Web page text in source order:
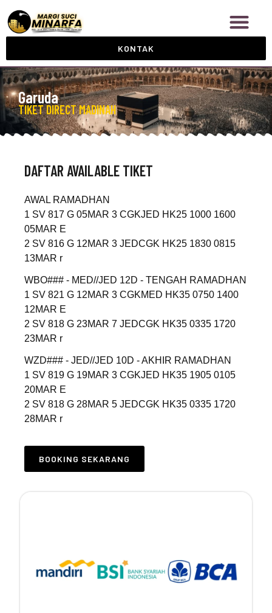
KONTAK
Garuda
TIKETDIRECTJEDDAH
TIKETDIRECTMADINAH
TIKETTRANSITE
DAFTAR AVAILABLE TIKET
AWAL RAMADHAN
1 SV 817 G 05MAR 3 CGKJED HK25 1000 1600
05MAR E
2 SV 816 G 12MAR 3 JEDCGK HK25 1830 0815
13MAR r
WBO### - MED//JED 12D - TENGAH RAMADHAN
1 SV 821 G 12MAR 3 CGKMED HK35 0750 1400
12MAR E
2 SV 818 G 23MAR 7 JEDCGK HK35 0335 1720
23MAR r
WZD### - JED//JED 10D - AKHIR RAMADHAN
1 SV 819 G 19MAR 3 CGKJED HK35 1905 0105
20MAR E
2 SV 818 G 28MAR 5 JEDCGK HK35 0335 1720
28MAR r
BOOKING SEKARANG